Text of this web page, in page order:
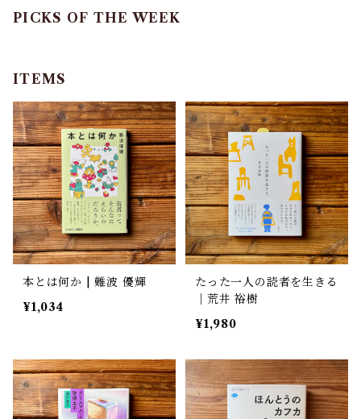
PICKS OF THE WEEK
ITEMS
本とは何か | 難波 優輝
¥1,034
たった一人の読者を生きる
｜荒井 裕樹
¥1,980